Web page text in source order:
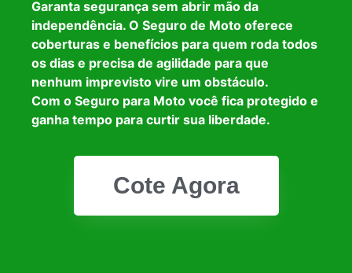
Garanta segurança sem abrir mão da
independência. O Seguro de Moto oferece
coberturas e benefícios para quem roda todos
os dias e precisa de agilidade para que
nenhum imprevisto vire um obstáculo.
Com o Seguro para Moto você fica protegido e
ganha tempo para curtir sua liberdade.
Cote Agora